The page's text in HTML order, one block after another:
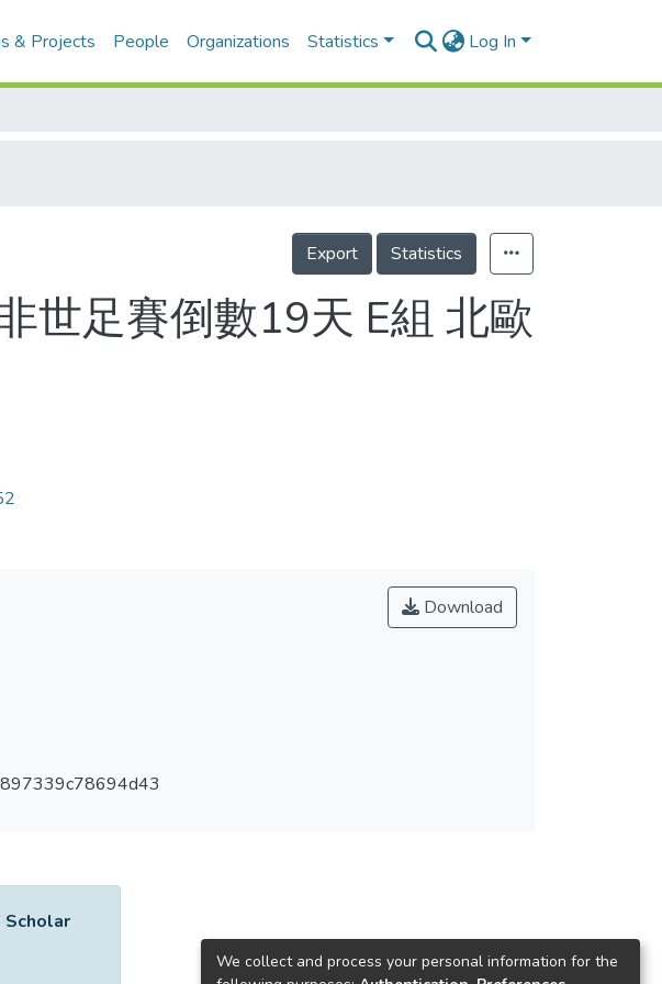
& Projects People Organizations Statistics Log In
Export Statistics
世足賽倒數19天 E組 北歐
Download
Scholar
We collect and process your personal information for the